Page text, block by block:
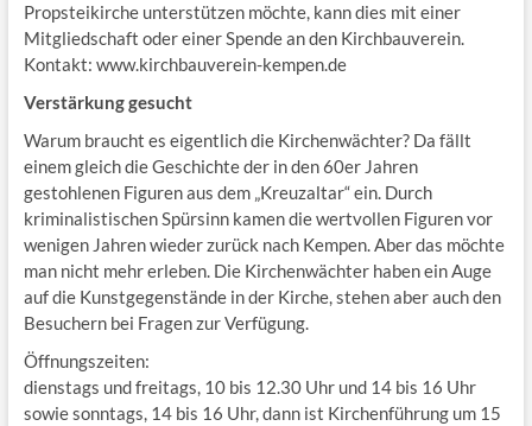
Propsteikirche unterstützen möchte, kann dies mit einer
Mitgliedschaft oder einer Spende an den Kirchbauverein.
Kontakt: www.kirchbauverein-kempen.de
Verstärkung gesucht
Warum braucht es eigentlich die Kirchenwächter? Da fällt
einem gleich die Geschichte der in den 60er Jahren
gestohlenen Figuren aus dem „Kreuzaltar“ ein. Durch
kriminalistischen Spürsinn kamen die wertvollen Figuren vor
wenigen Jahren wieder zurück nach Kempen. Aber das möchte
man nicht mehr erleben. Die Kirchenwächter haben ein Auge
auf die Kunstgegenstände in der Kirche, stehen aber auch den
Besuchern bei Fragen zur Verfügung.
Öffnungszeiten:
dienstags und freitags, 10 bis 12.30 Uhr und 14 bis 16 Uhr
sowie sonntags, 14 bis 16 Uhr, dann ist Kirchenführung um 15